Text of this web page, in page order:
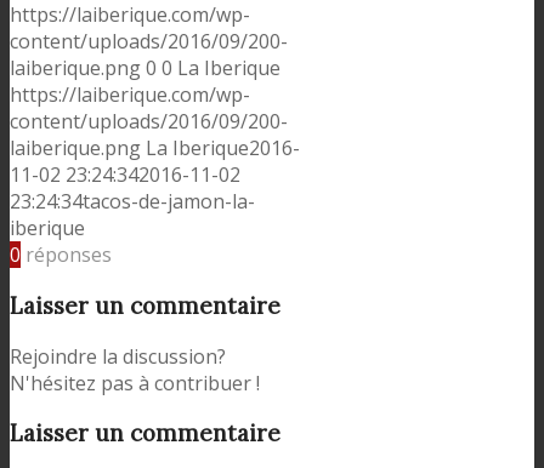
https://laiberique.com/wp-
content/uploads/2016/09/200-
laiberique.png0 0 La Iberique
https://laiberique.com/wp-
content/uploads/2016/09/200-
laiberique.png La Iberique2016-
11-02 23:24:342016-11-02
23:24:34tacos-de-jamon-la-
iberique
0 réponses
Laisser un commentaire
Rejoindre la discussion?
N'hésitez pas à contribuer !
Laisser un commentaire